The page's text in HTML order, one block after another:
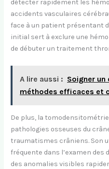
détecter rapidement les
accidents vasculaires
face à un patient présentant
initial sert à exclure une
de débuter un traitement
A lire aussi : Soigner un
méthodes efficaces et
De plus, la
pathologies osseuses du
traumatismes crâniens. Son
fréquente dans l’examen des
des anomalies visibles